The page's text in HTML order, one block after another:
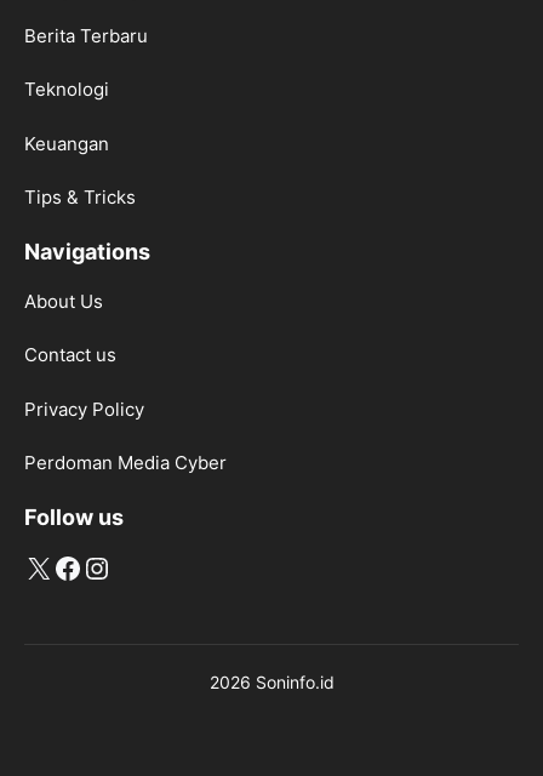
Berita Terbaru
Teknologi
Keuangan
Tips & Tricks
Navigations
About Us
Contact us
Privacy Policy
Perdoman Media Cyber
Follow us
X Facebook
Instagram
2026 Soninfo.id